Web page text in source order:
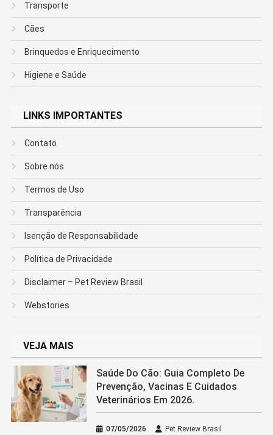
Transporte
Cães
Brinquedos e Enriquecimento
Higiene e Saúde
LINKS IMPORTANTES
Contato
Sobre nós
Termos de Uso
Transparência
Isenção de Responsabilidade
Política de Privacidade
Disclaimer – Pet Review Brasil
Webstories
VEJA MAIS
Saúde Do Cão: Guia Completo De
Prevenção, Vacinas E Cuidados
Veterinários Em 2026.
07/05/2026 Pet Review Brasil